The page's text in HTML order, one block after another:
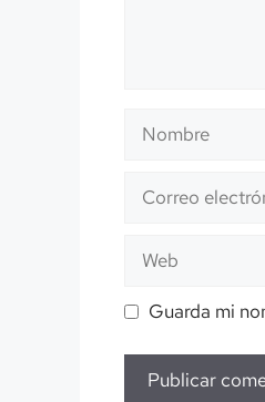
Nombre
electrónico
Guarda mi